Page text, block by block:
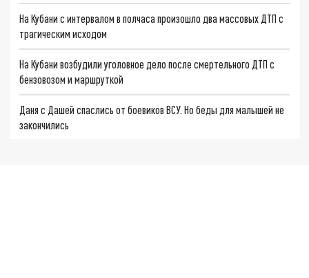
На Кубани с интервалом в полчаса произошло два массовых ДТП с
трагическим исходом
На Кубани возбудили уголовное дело после смертельного ДТП с
бензовозом и маршруткой
Даня с Дашей спаслись от боевиков ВСУ. Но беды для малышей не
закончились